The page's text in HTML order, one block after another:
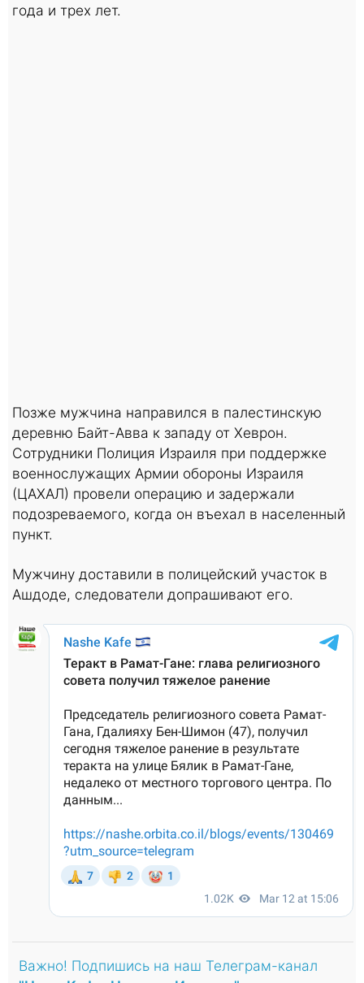
года и трех лет.
Позже мужчина направился в палестинскую
деревню Байт-Авва к западу от Хеврон.
Сотрудники Полиция Израиля при поддержке
военнослужащих Армии обороны Израиля
(ЦАХАЛ) провели операцию и задержали
подозреваемого, когда он въехал в населенный
пункт.
Мужчину доставили в полицейский участок в
Ашдоде, следователи допрашивают его.
Важно! Подпишись на наш Телеграм-канал